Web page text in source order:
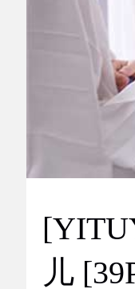
儿